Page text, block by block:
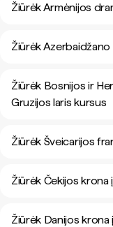
Žiūrėk Armėnijos
Žiūrėk Azerbaidžano
Žiūrėk Bosnijos ir
Gruzijos laris kursus
Žiūrėk Šveicarijos
Žiūrėk Čekijos krona
Žiūrėk Danijos krona